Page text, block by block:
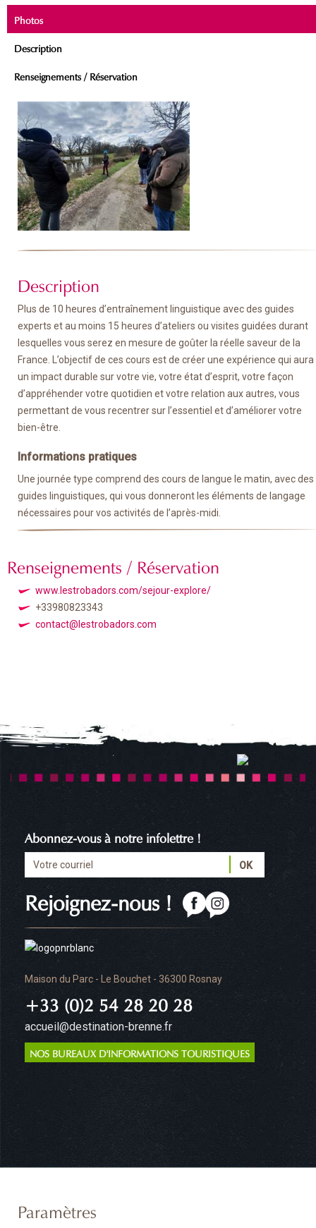
Photos
Description
Renseignements / Réservation
Description
Plus de 10 heures d’entraînement linguistique avec des guides
experts et au moins 15 heures d’ateliers ou visites guidées durant
lesquelles vous serez en mesure de goûter la réelle saveur de la
France. L’objectif de ces cours est de créer une expérience qui aura
un impact durable sur votre vie, votre état d’esprit, votre façon
d’appréhender votre quotidien et votre relation aux autres, vous
permettant de vous recentrer sur l’essentiel et d’améliorer votre
bien-être.
Informations pratiques
Une journée type comprend des cours de langue le matin, avec des
guides linguistiques, qui vous donneront les éléments de langage
nécessaires pour vos activités de l’après-midi.
Renseignements / Réservation
www.lestrobadors.com/sejour-explore/
+33980823343
contact@lestrobadors.com
Maison du Parc - Le Bouchet - 36300 Rosnay
+33 (0)2 54 28 20 28
accueil@destination-brenne.fr
NOS BUREAUX D'INFORMATIONS TOURISTIQUES
Rejoignez-nous !
Abonnez-vous à notre infolettre !
Paramètres